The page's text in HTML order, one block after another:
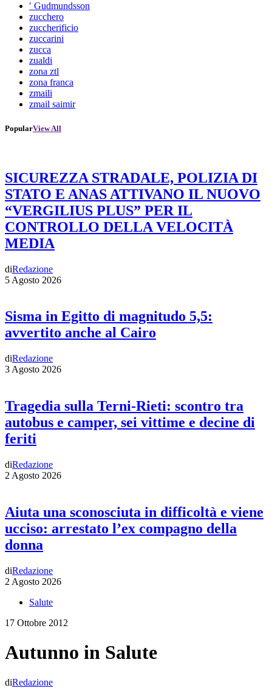
′ Gudmundsson
zucchero
zuccherificio
zuccarini
zucca
zualdi
zona ztl
zona franca
zmaili
zmail saimir
PopularView All
SICUREZZA STRADALE, POLIZIA DI
STATO E ANAS ATTIVANO IL NUOVO
“VERGILIUS PLUS” PER IL
CONTROLLO DELLA VELOCITÀ
MEDIA
diRedazione
5 Agosto 2026
Sisma in Egitto di magnitudo 5,5:
avvertito anche al Cairo
diRedazione
3 Agosto 2026
Tragedia sulla Terni-Rieti: scontro tra
autobus e camper, sei vittime e decine di
feriti
diRedazione
2 Agosto 2026
Aiuta una sconosciuta in difficoltà e viene
ucciso: arrestato l’ex compagno della
donna
diRedazione
2 Agosto 2026
Salute
17 Ottobre 2012
Autunno in Salute
diRedazione